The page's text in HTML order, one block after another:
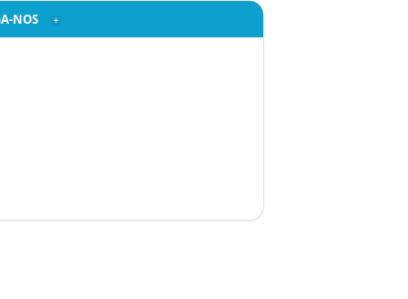
NOS